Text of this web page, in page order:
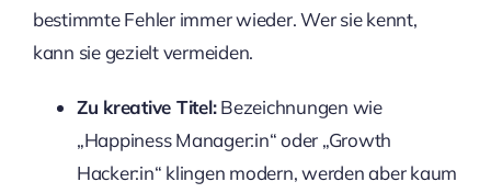
bestimmte Fehler immer wieder. Wer sie kennt,
kann sie gezielt vermeiden.
Zu kreative Titel:Bezeichnungen wie
„Happiness Manager:in“ oder „Growth
Hacker:in“ klingen modern, werden aber kaum